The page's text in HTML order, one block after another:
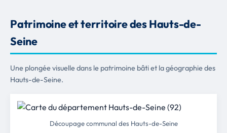
Patrimoine et territoire des Hauts-de-
Seine
Une plongée visuelle dans le patrimoine bâti et la géographie des
Hauts-de-Seine.
Découpage communal des Hauts-de-Seine